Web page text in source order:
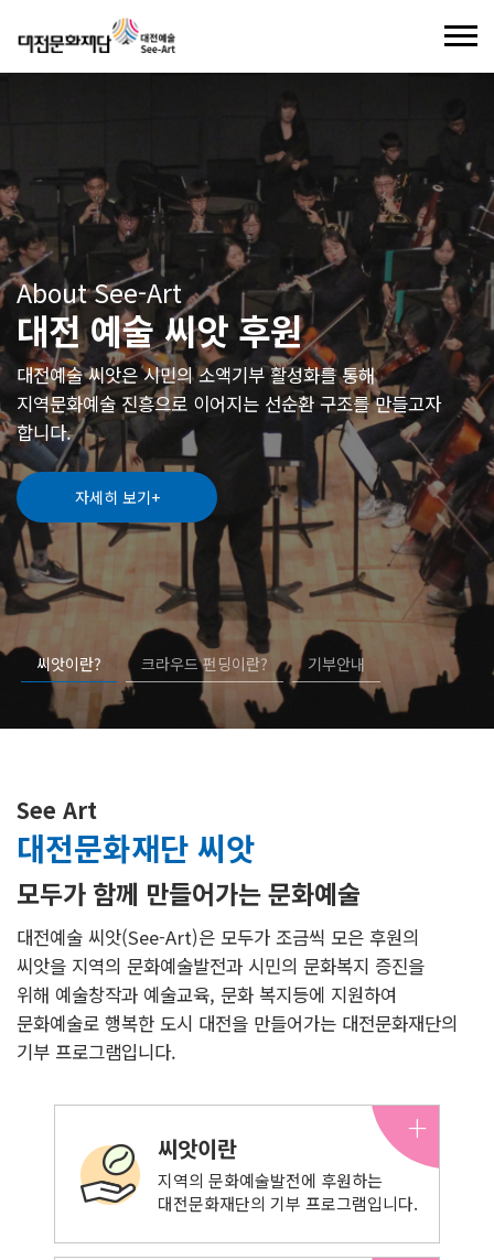
기부제도
씨앗이란
씨앗은 이렇게
기부안내
일반/지정기부
대전예술가치
후원하기
소액후원
크라우드 펀딩
크라우드 펀딩이란
프로젝트 신청
프로젝트 신청 확인
프로젝트 후원하기
종료된 프로젝트
기부금 현황
기부의 전당
기부금 사용내역
기부혜택
기부자 혜택
기부금 영수증 신청
나의 씨앗
후원내역 조회
기부금영수증 발급내역
후원 정보변경
커뮤니티
공지사항
자주 묻는 질문
새소식
See Art Donation
기부안내
후원이 필요한 예술인에게 일시 또는정기적으로 후원을 할 수
있습니다.
About See-Art
대전 예술 씨앗 후원
대전예술 씨앗은 시민의 소액기부 활성화를 통해
지역문화예술 진흥으로 이어지는 선순환 구조를 만들고자
합니다.
자세히 보기+
See Art Project
크라우드 펀딩이란?
개인 또는 단체의 예술 프로젝트, 전문 예술의 창작 및 연구 등
대상 및 장르별 다양한 예술가를양성하고 예술인이 가진
창작활동을 지원합니다.
자세히 보기+
See Art Donation
기부안내
후원이 필요한 예술인에게 일시 또는정기적으로 후원을 할 수
있습니다.
About See-Art
대전 예술 씨앗 후원
대전예술 씨앗은 시민의 소액기부 활성화를 통해
지역문화예술 진흥으로이어지는 선순환 구조를 만들고자
합니다.
자세히 보기+
씨앗이란? 크라우드 펀딩이란? 기부안내
See Art
대전문화재단 씨앗
모두가 함께 만들어가는 문화예술
대전예술 씨앗(See-Art)은 모두가 조금씩 모은 후원의
씨앗을 지역의 문화예술발전과 시민의 문화복지 증진을
위해 예술창작과 예술교육, 문화 복지등에 지원하여
문화예술로 행복한 도시 대전을 만들어가는 대전문화재단의
기부 프로그램입니다.
씨앗이란
지역의 문화예술발전에 후원하는
대전문화재단의 기부 프로그램입니다.
+